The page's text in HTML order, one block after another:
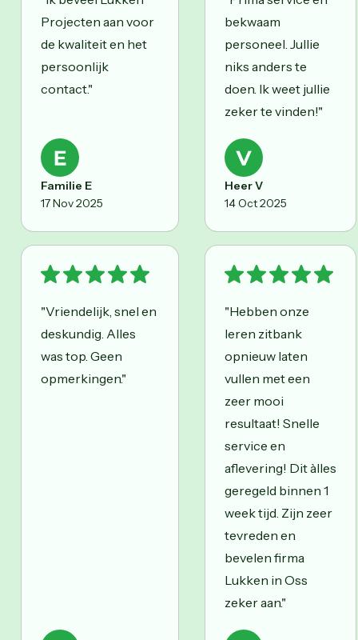
Projecten aan voor
de kwaliteit en het
persoonlijk
contact."
Familie E
17 Nov 2025
bekwaam
personeel. Jullie
niks anders te
doen. Ik weet jullie
zeker te vinden!"
Heer V
14 Oct 2025
"Vriendelijk, snel en
deskundig. Alles
was top. Geen
opmerkingen."
"Hebben onze
leren zitbank
opnieuw laten
vullen met een
zeer mooi
resultaat! Snelle
service en
aflevering! Dit àlles
geregeld binnen 1
week tijd. Zijn zeer
tevreden en
bevelen firma
Lukken in Oss
zeker aan."